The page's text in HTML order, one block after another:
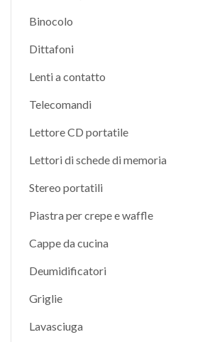
Binocolo
Dittafoni
Lenti a contatto
Telecomandi
Lettore CD portatile
Lettori di schede di memoria
Stereo portatili
Piastra per crepe e waffle
Cappe da cucina
Deumidificatori
Griglie
Lavasciuga